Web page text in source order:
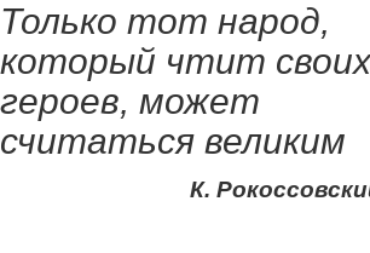
Только тот народ,
который чтит своих
героев, может
считаться великим
К.